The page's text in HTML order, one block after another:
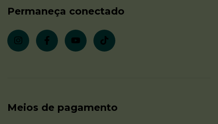
Permaneça conectado
Meios de pagamento